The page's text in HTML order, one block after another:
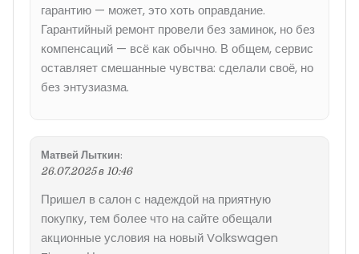
гарантию — может, это хоть оправдание.
Гарантийный ремонт провели без заминок, но без
компенсаций — всё как обычно. В общем, сервис
оставляет смешанные чувства: сделали своё, но
без энтузиазма.
Матвей Лыткин:
26.07.2025 в 10:46
Пришел в салон с надеждой на приятную
покупку, тем более что на сайте обещали
акционные условия на новый Volkswagen